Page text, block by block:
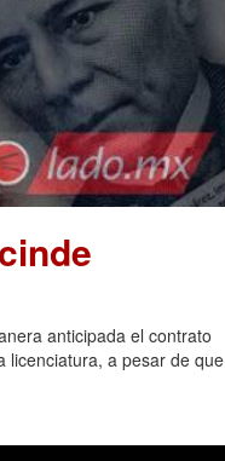
anticipada el contrato
licenciatura, a pesar de que